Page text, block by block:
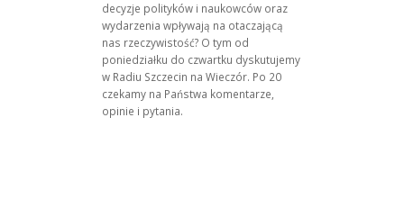
decyzje polityków i naukowców oraz
wydarzenia wpływają na otaczającą
nas rzeczywistość? O tym od
poniedziałku do czwartku dyskutujemy
w Radiu Szczecin na Wieczór. Po 20
czekamy na Państwa komentarze,
opinie i pytania.